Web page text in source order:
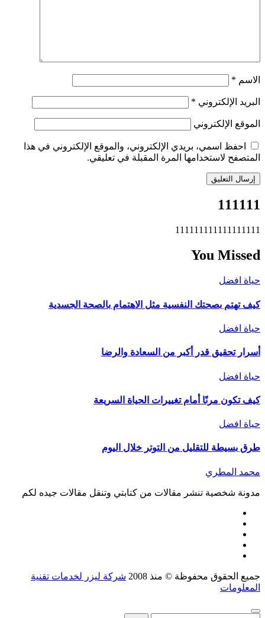
الاسم *
البريد الإلكتروني *
الموقع الإلكتروني
احفظ اسمي، بريدي الإلكتروني، والموقع الإلكتروني في هذا
المتصفح لاستخدامها المرة المقبلة في تعليقي.
111111
111111111111111111
You Missed
حياة افضل
كيف تهتم بصحتك النفسية مثل الاهتمام بالصحة الجسدية
حياة افضل
أسرار تحقيق قدر أكبر من السعادة والرضا
حياة افضل
كيف تكون مرنًا أمام تغييرات الحياة السريعة
حياة افضل
طرق بسيطة للتقليل من التوتر خلال اليوم
محمد المطري
مدونة شخصية تنشر مقالات من كتابتي وتنقل مقالات جيده لكم
جميع الحقوق محفوظة © منذ 2008
شركة ليزر لخدمات تقنية
المعلومات